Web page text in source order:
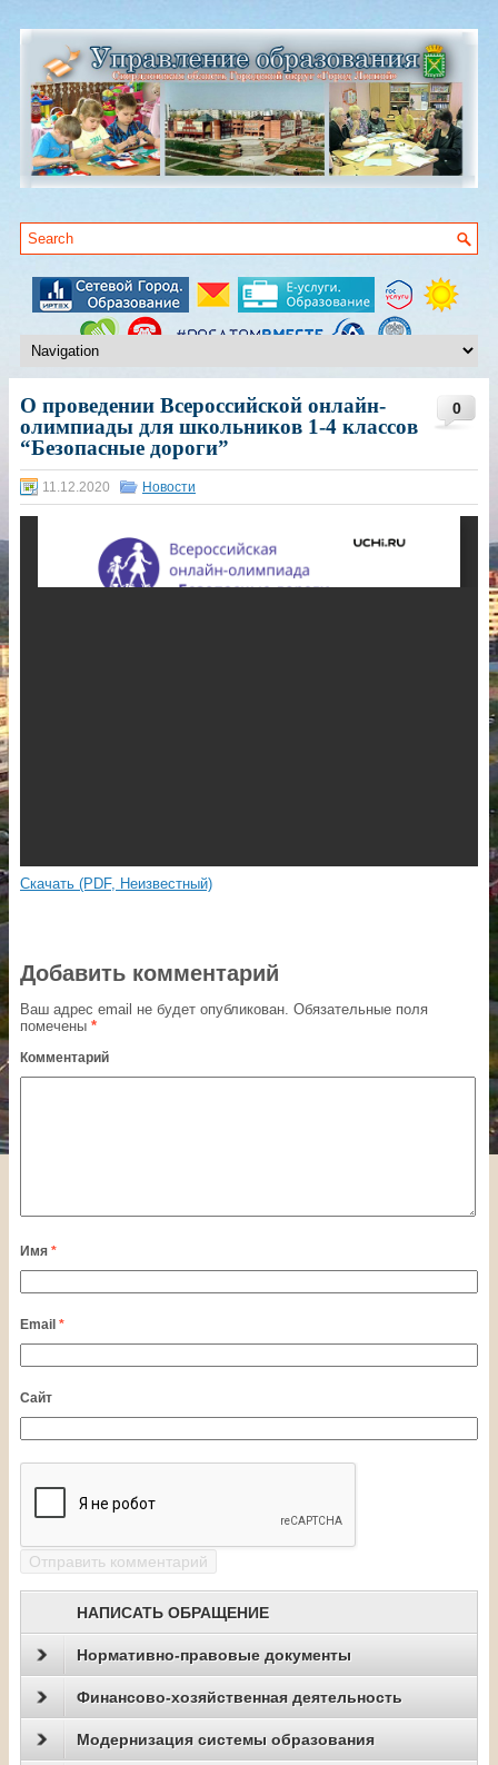
0
О проведении Всероссийской онлайн-
олимпиады для школьников 1-4 классов
“Безопасные дороги”
11.12.2020 Новости
Скачать (PDF, Неизвестный)
Добавить комментарий
Ваш адрес email не будет опубликован. Обязательные поля
помечены *
Комментарий
Имя *
Email *
Сайт
НАПИСАТЬ ОБРАЩЕНИЕ
Нормативно-правовые документы
Финансово-хозяйственная деятельность
Модернизация системы образования